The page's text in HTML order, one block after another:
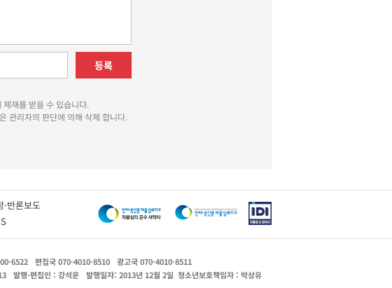
등록
재를 받을 수 있습니다.
관리자의 판단에 의해 삭제 합니다.
·반론보도
6522 편집국 070-4010-8510
광고국 070-4010-8511
발행·편집인 : 강석운 발행일자: 2013년 12월 2일 청소년보호책임자 : 박상유